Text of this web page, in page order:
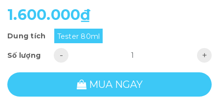
1.600.000₫
Dung tích Tester 80ml
Số lượng - +
MUA NGAY